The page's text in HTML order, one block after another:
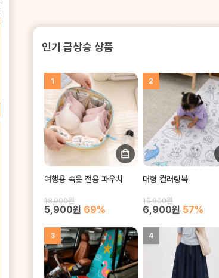
인기 급상승 상품
1
여행용 속옷 전용 파우치
18,900원
5,900원 69%
2
대형 컬러링북
15,900원
6,900원 57%
3 4